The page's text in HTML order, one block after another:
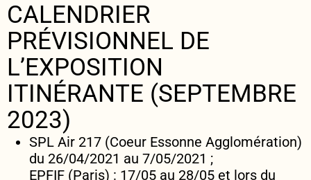
CALENDRIER
PRÉVISIONNEL DE
L’EXPOSITION
ITINÉRANTE (SEPTEMBRE
2023)
SPL Air 217 (Coeur Essonne Agglomération)
du 26/04/2021 au 7/05/2021 ;
EPFIF (Paris) : 17/05 au 28/05 et lors du